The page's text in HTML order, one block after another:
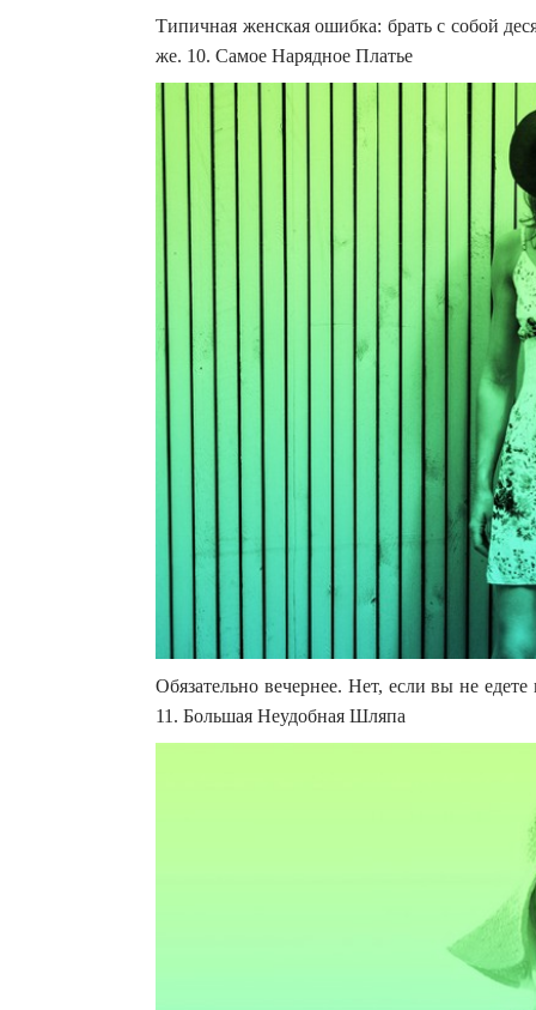
Типичная женская ошибка: брать с собой
же. 10. Самое Нарядное Платье
Обязательно вечернее. Нет, если вы не
11. Большая Неудобная Шляпа